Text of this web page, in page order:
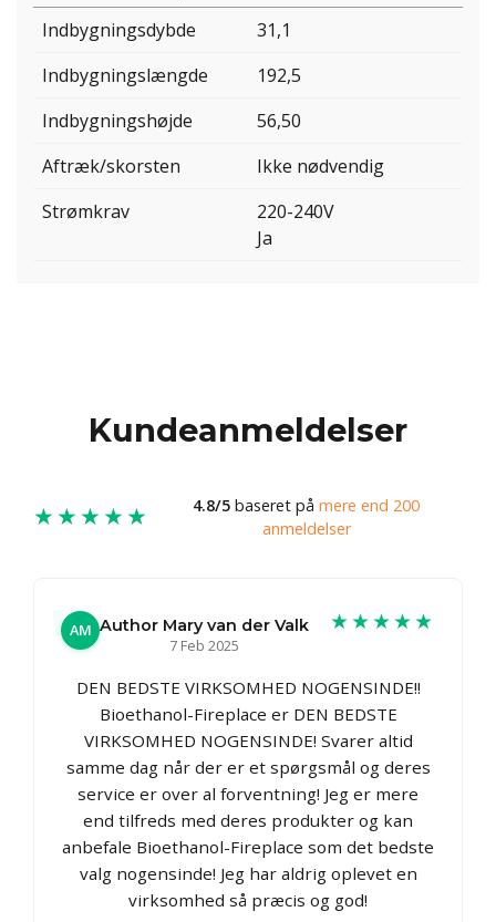
Indbygningsdybde
31,1
Indbygningslængde
192,5
Indbygningshøjde
56,50
Aftræk/skorsten
Ikke nødvendig
Strømkrav
220-240V
Ja
Kundeanmeldelser
★★★★★ 4.8/5 baseret på mere end 200
anmeldelser
AM Author Mary van der Valk
7 Feb 2025
★★★★★
DEN BEDSTE VIRKSOMHED NOGENSINDE!!
Bioethanol-Fireplace er DEN BEDSTE
VIRKSOMHED NOGENSINDE! Svarer altid
samme dag når der er et spørgsmål og deres
service er over al forventning! Jeg er mere
end tilfreds med deres produkter og kan
anbefale Bioethanol-Fireplace som det bedste
valg nogensinde! Jeg har aldrig oplevet en
virksomhed så præcis og god!